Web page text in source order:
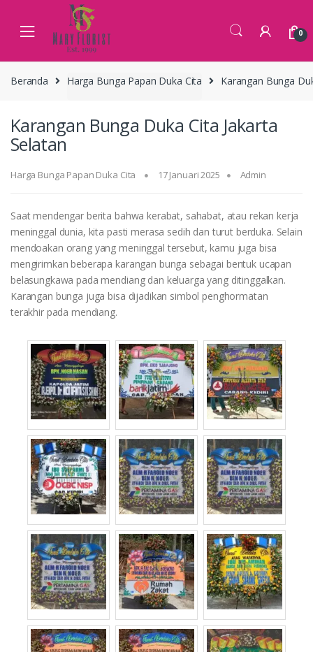
navigation
content
0
Beranda Harga Bunga Papan Duka Cita Karangan Bunga
Karangan Bunga Duka Cita Jakarta
Selatan
Harga Bunga Papan Duka Cita 17 Januari 2025 Admin
Saat mendengar berita bahwa kerabat, sahabat, atau rekan kerja
meninggal dunia, kita pasti merasa sedih dan turut berduka. Selain
mendoakan orang yang meninggal tersebut, kamu juga bisa
mengirimkan beberapa karangan bunga sebagai bentuk ucapan
belasungkawa pada mendiang dan keluarga yang ditinggalkan.
Karangan bunga juga bisa dijadikan simbol penghormatan
terakhir pada mendiang.